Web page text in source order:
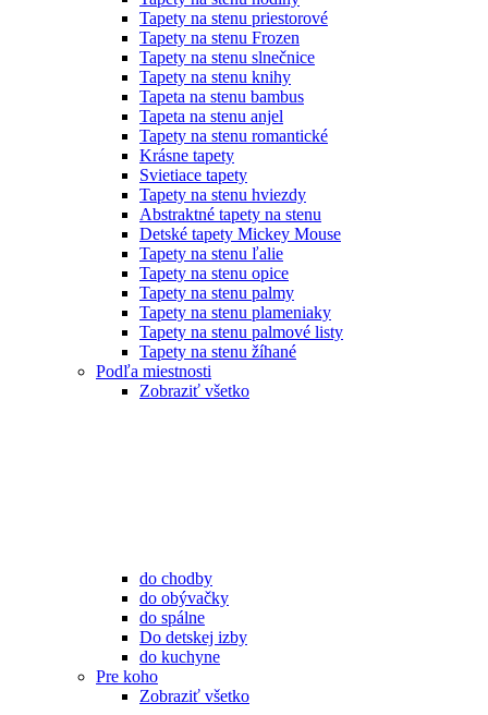
Tapety na stenu priestorové
Tapety na stenu Frozen
Tapety na stenu slnečnice
Tapety na stenu knihy
Tapeta na stenu bambus
Tapeta na stenu anjel
Tapety na stenu romantické
Krásne tapety
Svietiace tapety
Tapety na stenu hviezdy
Abstraktné tapety na stenu
Detské tapety Mickey Mouse
Tapety na stenu ľalie
Tapety na stenu opice
Tapety na stenu palmy
Tapety na stenu plameniaky
Tapety na stenu palmové listy
Tapety na stenu žíhané
Podľa miestnosti
Zobraziť všetko
do chodby
do obývačky
do spálne
Do detskej izby
do kuchyne
Pre koho
Zobraziť všetko